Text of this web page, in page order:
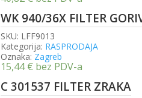
WK 940/36X FILTER
SKU: LFF9013
Kategorija: RASPRODAJA
Oznaka: Zagreb
15,44€ bez PDV-a
C 301537 FILTER ZRAKA